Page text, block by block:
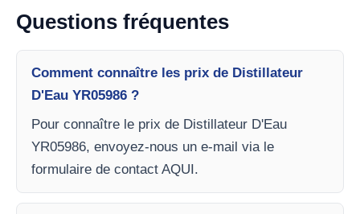
Questions fréquentes
Comment connaître les prix de Distillateur
D'Eau YR05986 ?
Pour connaître le prix de Distillateur D'Eau
YR05986, envoyez-nous un e-mail via le
formulaire de contact AQUI.